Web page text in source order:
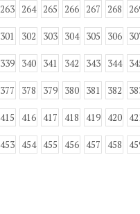
263 264 265 266 267 268
301 302 303 304 305 306
339 340 341 342 343 344
377 378 379 380 381 382
415 416 417 418 419 420
453 454 455 456 457 458